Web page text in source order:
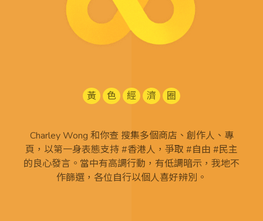
黃 色 經 濟 圈
Charley Wong 和你查 搜集多個商店、創作人、專
頁，以第一身表態支持 #香港人，爭取 #自由 #民主
的良心發言。當中有高調行動，有低調暗示，我地不
作篩選，各位自行以個人喜好辨別。